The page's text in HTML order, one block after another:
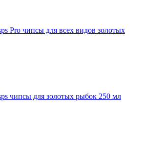
Pro чипсы для всех видов золотых
чипсы для золотых рыбок 250 мл